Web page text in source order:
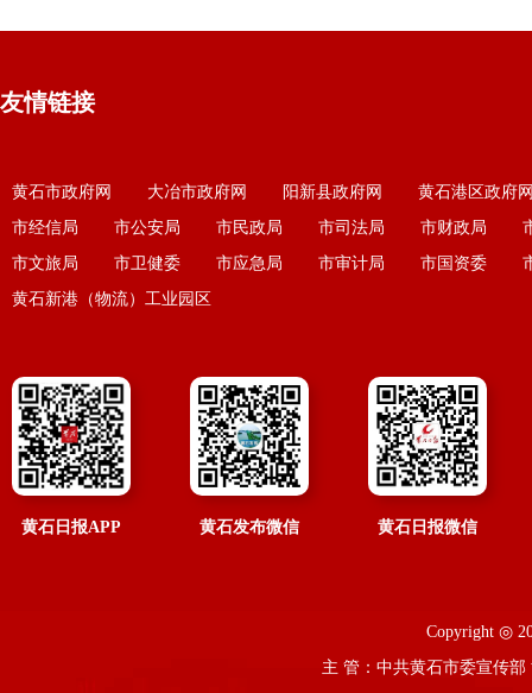
友情链接
黄石市政府网 大冶市政府网 阳新县政府网
黄石港区政府
市经信局
市公安局 市民政局 市司法局 市财政局
市文旅局
市卫健委 市应急局 市审计局 市国资委
黄石新港（物流）工业园区
黄石日报APP 黄石发布微信 黄石日报微信
Copyright ◎
主 管：中共黄石市委宣传